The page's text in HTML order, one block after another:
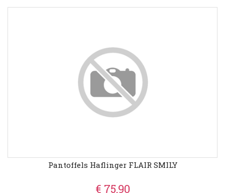
Pantoffels Haflinger FLAIR SMILY
€ 75,90